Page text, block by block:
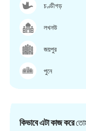
চণ্ডীগড়
লখনউ
জয়পুর
পুনে
কিভাবে এটা কাজ করে